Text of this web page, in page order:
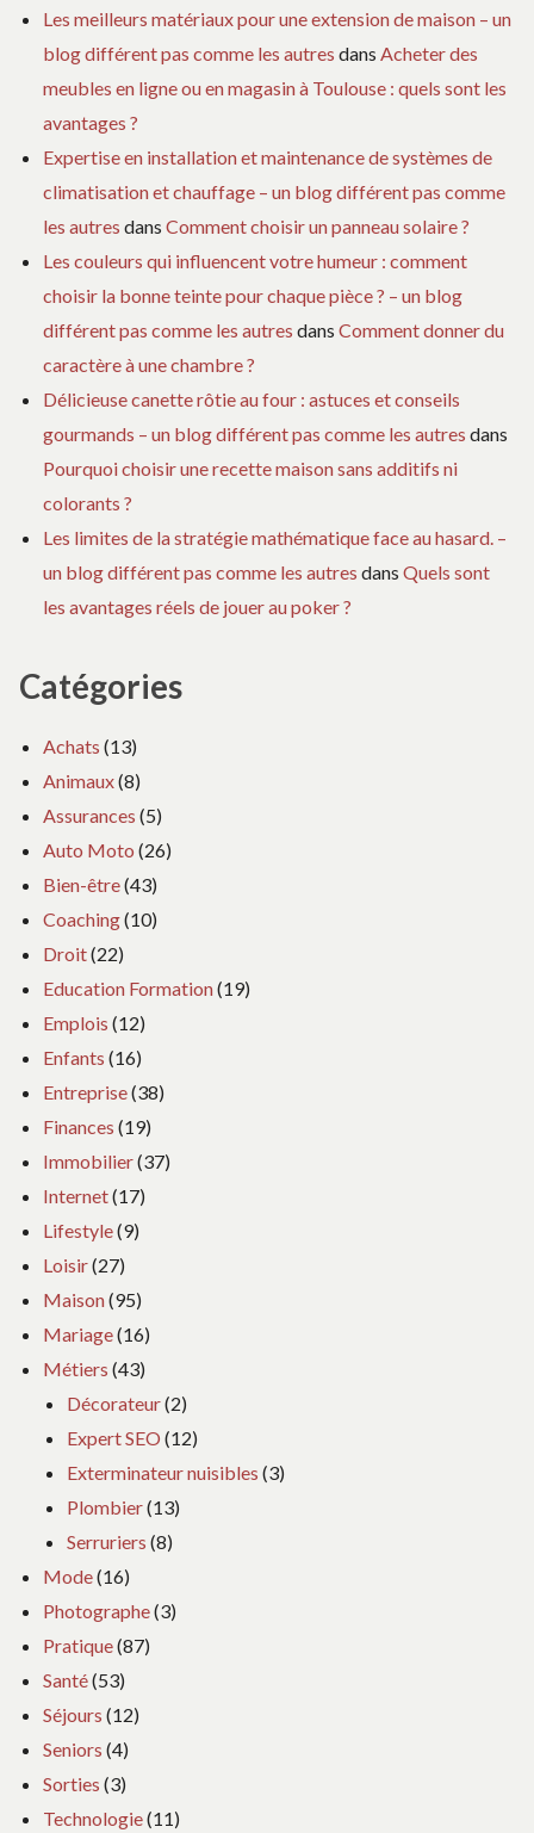
Les meilleurs matériaux pour une extension de maison – un
blog différent pas comme les autres dans Acheter des
meubles en ligne ou en magasin à Toulouse : quels sont les
avantages ?
Expertise en installation et maintenance de systèmes de
climatisation et chauffage – un blog différent pas comme
les autres dans Comment choisir un panneau solaire ?
Les couleurs qui influencent votre humeur : comment
choisir la bonne teinte pour chaque pièce ? – un blog
différent pas comme les autres dans Comment donner du
caractère à une chambre ?
Délicieuse canette rôtie au four : astuces et conseils
gourmands – un blog différent pas comme les autres dans
Pourquoi choisir une recette maison sans additifs ni
colorants ?
Les limites de la stratégie mathématique face au hasard. –
un blog différent pas comme les autres dans Quels sont
les avantages réels de jouer au poker ?
Catégories
Achats (13)
Animaux(8)
Assurances (5)
Auto Moto (26)
Bien-être(43)
Coaching(10)
Droit(22)
Education Formation(19)
Emplois (12)
Enfants (16)
Entreprise(38)
Finances (19)
Immobilier(37)
Internet(17)
Lifestyle(9)
Loisir(27)
Maison(95)
Mariage(16)
Métiers (43)
Décorateur(2)
Expert SEO (12)
Exterminateur nuisibles (3)
Plombier(13)
Serruriers (8)
Mode(16)
Photographe(3)
Pratique(87)
Santé(53)
Séjours (12)
Seniors (4)
Sorties (3)
Technologie(11)